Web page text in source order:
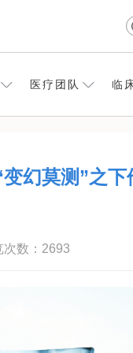
医疗团队 临
幻莫测”之下
数： 2693